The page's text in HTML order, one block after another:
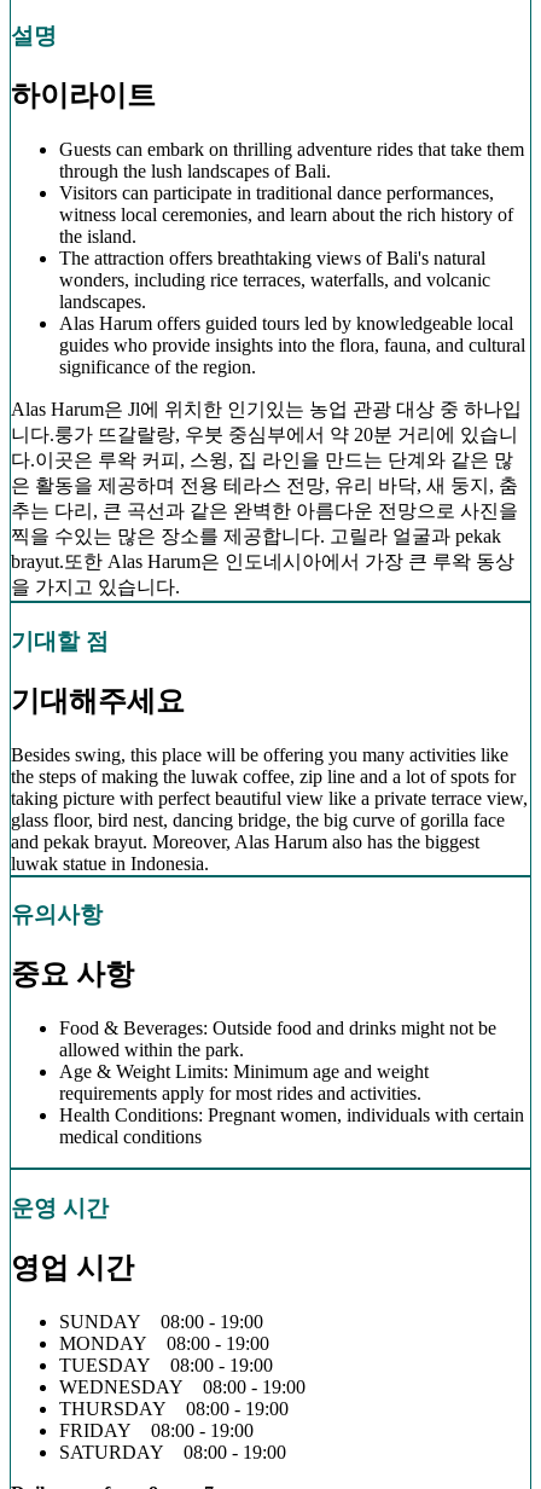
설명
하이라이트
Guests can embark on thrilling adventure rides that take them
through the lush landscapes of Bali.
Visitors can participate in traditional dance performances,
witness local ceremonies, and learn about the rich history of
the island.
The attraction offers breathtaking views of Bali's natural
wonders, including rice terraces, waterfalls, and volcanic
landscapes.
Alas Harum offers guided tours led by knowledgeable local
guides who provide insights into the flora, fauna, and cultural
significance of the region.
Alas Harum은 Jl에 위치한 인기있는 농업 관광 대상 중 하나입
니다.룽가 뜨갈랄랑, 우붓 중심부에서 약 20분 거리에 있습니
다.이곳은 루왁 커피, 스윙, 집 라인을 만드는 단계와 같은 많
은 활동을 제공하며 전용 테라스 전망, 유리 바닥, 새 둥지, 춤
추는 다리, 큰 곡선과 같은 완벽한 아름다운 전망으로 사진을
찍을 수있는 많은 장소를 제공합니다. 고릴라 얼굴과 pekak
brayut.또한 Alas Harum은 인도네시아에서 가장 큰 루왁 동상
을 가지고 있습니다.
기대할 점
기대해주세요
Besides swing, this place will be offering you many activities like
the steps of making the luwak coffee, zip line and a lot of spots for
taking picture with perfect beautiful view like a private terrace view,
glass floor, bird nest, dancing bridge, the big curve of gorilla face
and pekak brayut. Moreover, Alas Harum also has the biggest
luwak statue in Indonesia.
유의사항
중요 사항
Food & Beverages: Outside food and drinks might not be
allowed within the park.
Age & Weight Limits: Minimum age and weight
requirements apply for most rides and activities.
Health Conditions: Pregnant women, individuals with certain
medical conditions
운영 시간
영업 시간
SUNDAY 08:00 - 19:00
MONDAY 08:00 - 19:00
TUESDAY 08:00 - 19:00
WEDNESDAY 08:00 - 19:00
THURSDAY 08:00 - 19:00
FRIDAY 08:00 - 19:00
SATURDAY 08:00 - 19:00